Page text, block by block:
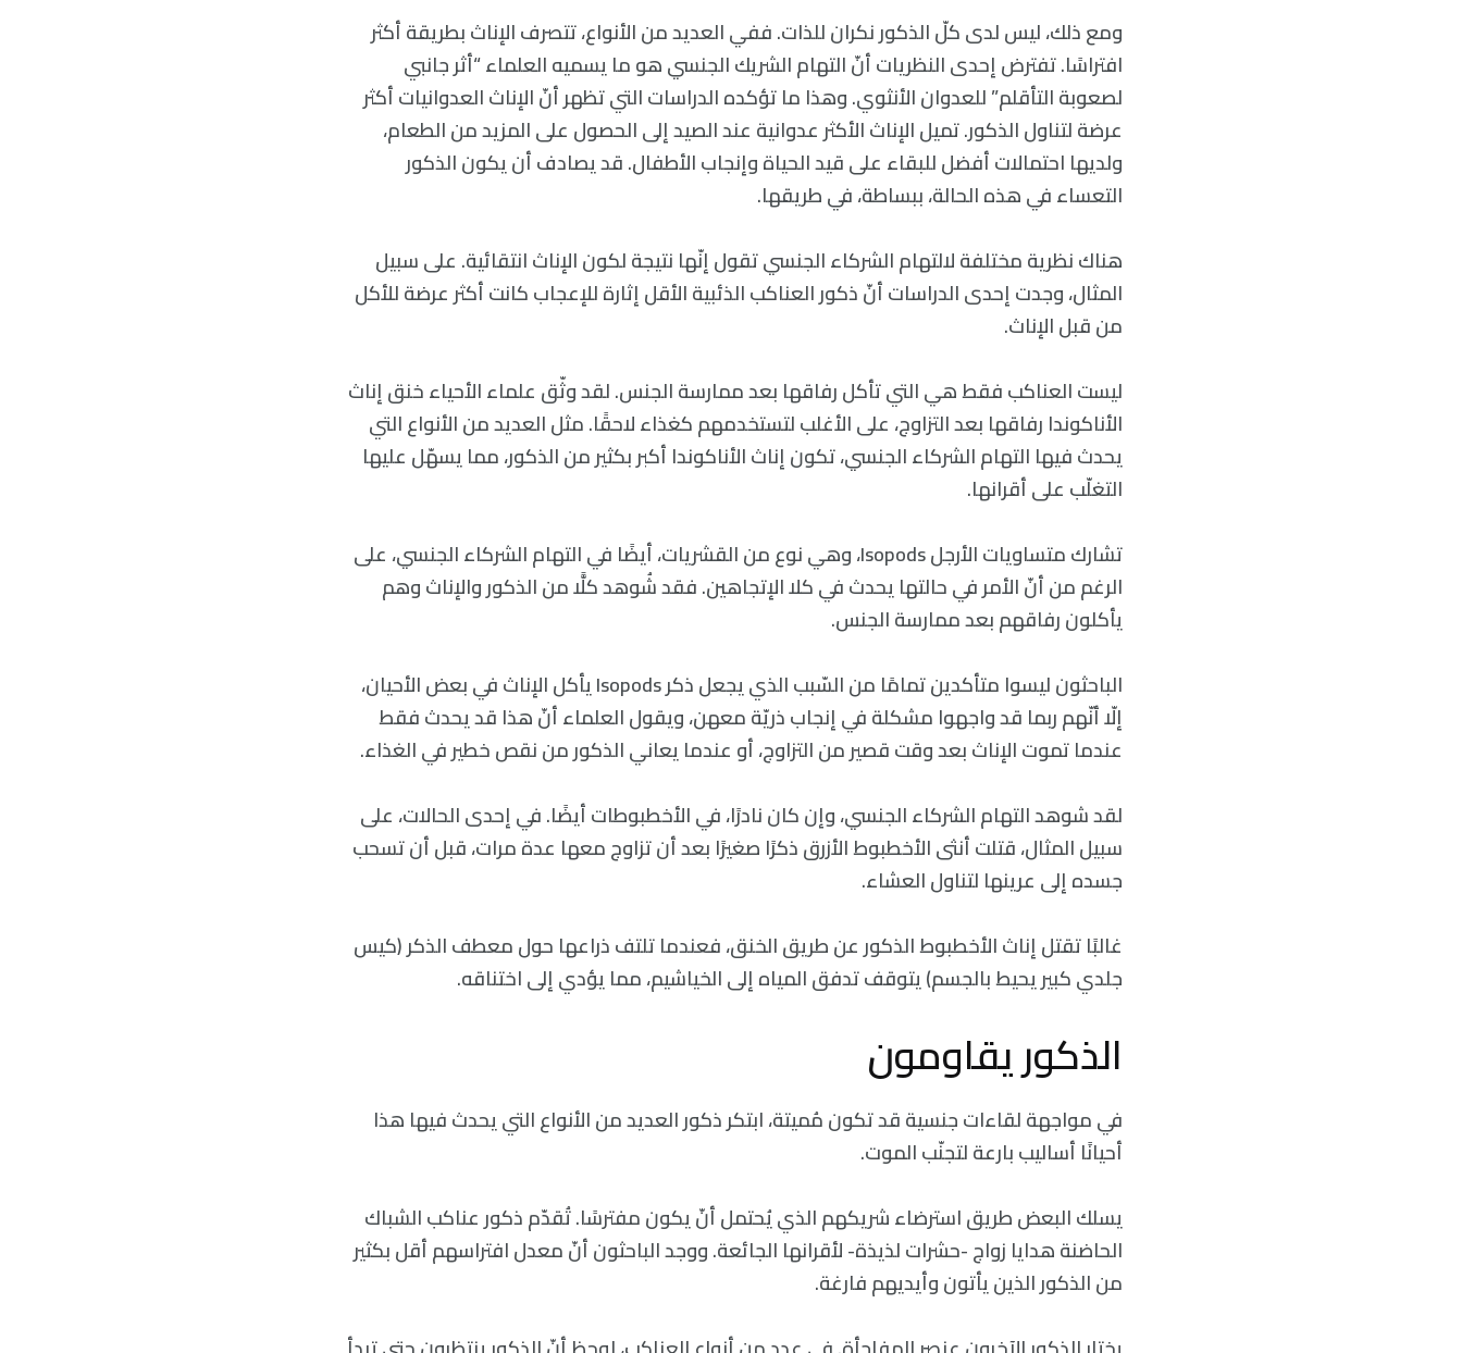
ومع ذلك، ليس لدى كلّ الذكور نكران للذات. ففي العديد من الأنواع، تتصرف الإناث بطريقة أكثر
افتراسًا. تفترض إحدى النظريات أنّ التهام الشريك الجنسي هو ما يسميه العلماء “أثر جانبي
لصعوبة التأقلم” للعدوان الأنثوي. وهذا ما تؤكده الدراسات التي تظهر أنّ الإناث العدوانيات أكثر
عرضة لتناول الذكور. تميل الإناث الأكثر عدوانية عند الصيد إلى الحصول على المزيد من الطعام،
ولديها احتمالات أفضل للبقاء على قيد الحياة وإنجاب الأطفال. قد يصادف أن يكون الذكور
التعساء في هذه الحالة، ببساطة، في طريقها.
هناك نظرية مختلفة لالتهام الشركاء الجنسي تقول إنّها نتيجة لكون الإناث انتقائية. على سبيل
المثال، وجدت إحدى الدراسات أنّ ذكور العناكب الذئبية الأقل إثارة للإعجاب كانت أكثر عرضة للأكل
من قبل الإناث.
ليست العناكب فقط هي التي تأكل رفاقها بعد ممارسة الجنس. لقد وثّق علماء الأحياء خنق إناث
الأناكوندا رفاقها بعد التزاوج، على الأغلب لتستخدمهم كغذاء لاحقًا. مثل العديد من الأنواع التي
يحدث فيها التهام الشركاء الجنسي، تكون إناث الأناكوندا أكبر بكثير من الذكور، مما يسهّل عليها
التغلّب على أقرانها.
تشارك متساويات الأرجل Isopods، وهي نوع من القشريات، أيضًا في التهام الشركاء الجنسي، على
الرغم من أنّ الأمر في حالتها يحدث في كلا الإتجاهين. فقد شُوهد كلًّا من الذكور والإناث وهم
يأكلون رفاقهم بعد ممارسة الجنس.
الباحثون ليسوا متأكدين تمامًا من السّبب الذي يجعل ذكر Isopods يأكل الإناث في بعض الأحيان،
إلّا أنّهم ربما قد واجهوا مشكلة في إنجاب ذريّة معهن، ويقول العلماء أنّ هذا قد يحدث فقط
عندما تموت الإناث بعد وقت قصير من التزاوج، أو عندما يعاني الذكور من نقص خطير في الغذاء.
لقد شوهد التهام الشركاء الجنسي، وإن كان نادرًا، في الأخطبوطات أيضًا. في إحدى الحالات، على
سبيل المثال، قتلت أنثى الأخطبوط الأزرق ذكرًا صغيرًا بعد أن تزاوج معها عدة مرات، قبل أن تسحب
جسده إلى عرينها لتناول العشاء.
غالبًا تقتل إناث الأخطبوط الذكور عن طريق الخنق، فعندما تلتف ذراعها حول معطف الذكر (كيس
جلدي كبير يحيط بالجسم) يتوقف تدفق المياه إلى الخياشيم، مما يؤدي إلى اختناقه.
الذكور يقاومون
في مواجهة لقاءات جنسية قد تكون مُميتة، ابتكر ذكور العديد من الأنواع التي يحدث فيها هذا
أحيانًا أساليب بارعة لتجنّب الموت.
يسلك البعض طريق استرضاء شريكهم الذي يُحتمل أنّ يكون مفترسًا. تُقدّم ذكور عناكب الشباك
الحاضنة هدايا زواج -حشرات لذيذة- لأقرانها الجائعة. ووجد الباحثون أنّ معدل افتراسهم أقل بكثير
من الذكور الذين يأتون وأيديهم فارغة.